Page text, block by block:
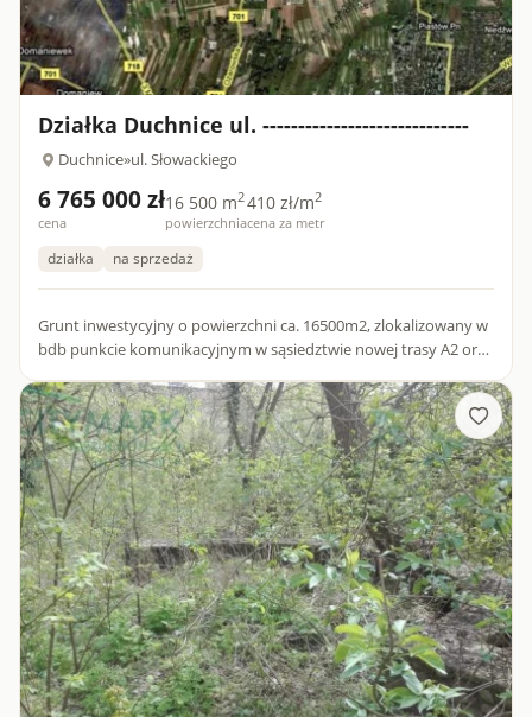
Działka Duchnice ul. -----------------------------
Duchnice»ul. Słowackiego
6 765 000 zł
cena
16 500 m2
powierzchnia
410 zł/m2
cena za metr
działka na sprzedaż
Grunt inwestycyjny o powierzchni ca. 16500m2, zlokalizowany w
bdb punkcie komunikacyjnym w sąsiedztwie nowej trasy A2 oraz